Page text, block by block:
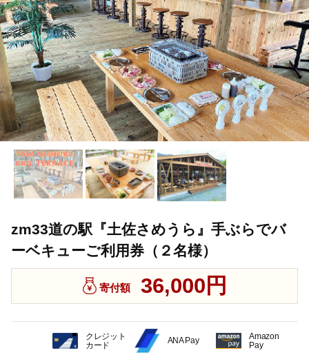
zm33道の駅『土佐さめうら』手ぶらでバ
ーベキューご利用券（２名様）
寄付額 36,000円
クレジット
カード
ANA Pay
Amazon
Pay